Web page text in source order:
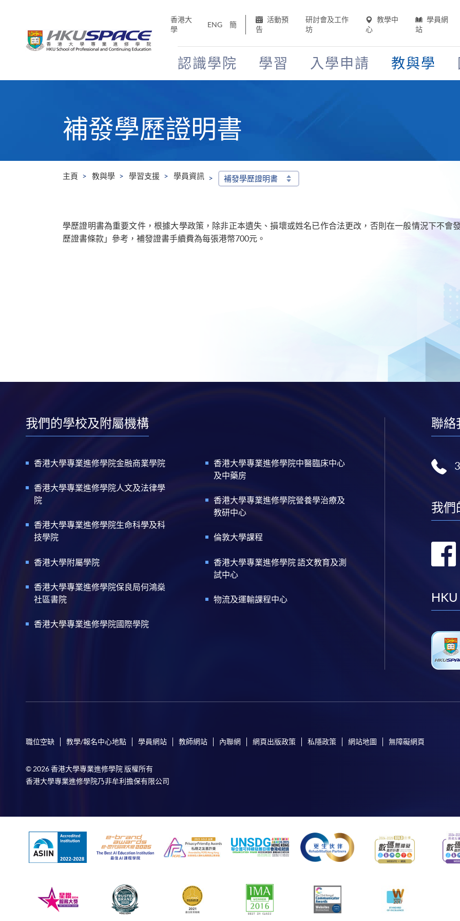
香港大
學
ENG 簡
活動預
告
研討會及工作
坊
教學中
心
學員網
站
認識學院 學習 入學申請 教與學
補發學歷證明書
主頁 教與學 學習支援 學員資訊 補發學歷證明書
學歷證明書為重要文件，根據大學政策，除非正本遺失、損壞或姓名已作合法更改，否則在一般情況下不會
歷證書條款」參考，補發證書手續費為每張港幣700元。
我們的學校及附屬機構
香港大學專業進修學院金融商業學院
香港大學專業進修學院人文及法律學
院
香港大學專業進修學院生命科學及科
技學院
香港大學附屬學院
香港大學專業進修學院保良局何鴻燊
社區書院
香港大學專業進修學院國際學院
香港大學專業進修學院中醫臨床中心
及中藥房
香港大學專業進修學院營養學治療及
教研中心
倫敦大學課程
香港大學專業進修學院 語文教育及測
試中心
物流及運輸課程中心
聯絡
我們
HKU
職位空缺 教學/報名中心地點 學員網站 教師網站 內聯網 網頁出版政策 私隱政策 網站地圖 無障礙網頁
© 2026 香港大學專業進修學院 版權所有
香港大學專業進修學院乃非牟利擔保有限公司